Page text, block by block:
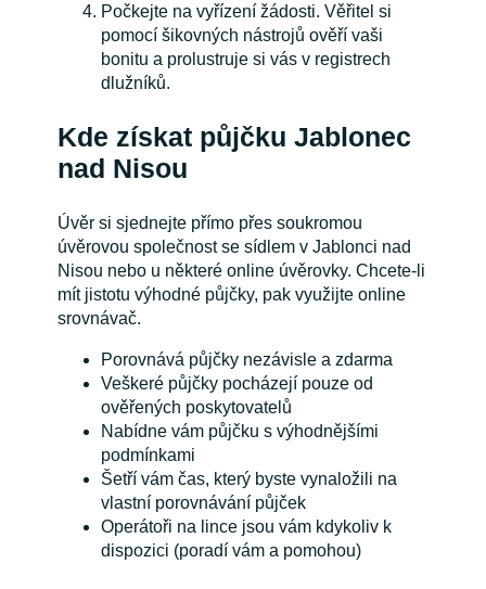
Počkejte na vyřízení žádosti. Věřitel si
pomocí šikovných nástrojů ověří vaši
bonitu a prolustruje si vás v registrech
dlužníků.
Kde získat půjčku Jablonec
nad Nisou
Úvěr si sjednejte přímo přes soukromou
úvěrovou společnost se sídlem v Jablonci nad
Nisou nebo u některé online úvěrovky. Chcete-li
mít jistotu výhodné půjčky, pak využijte online
srovnávač.
Porovnává půjčky nezávisle a zdarma
Veškeré půjčky pocházejí pouze od
ověřených poskytovatelů
Nabídne vám půjčku s výhodnějšími
podmínkami
Šetří vám čas, který byste vynaložili na
vlastní porovnávání půjček
Operátoři na lince jsou vám kdykoliv k
dispozici (poradí vám a pomohou)